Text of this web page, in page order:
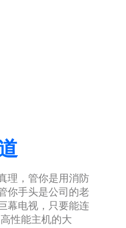
理，管你是用消防
你手头是公司的老
幕电视，只要能连
性能主机的大